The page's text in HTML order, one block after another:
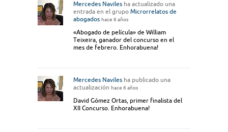
Mercedes Naviles ha actualizado una
entrada en el grupo Microrrelatos de
abogados hace 6 años
«Abogado de película» de William
Teixeira, ganador del concurso en el
mes de febrero. Enhorabuena!
Mercedes Naviles ha publicado una
actualización hace 6 años
David Gómez Ortas, primer finalista del
XII Concurso. Enhorabuena!